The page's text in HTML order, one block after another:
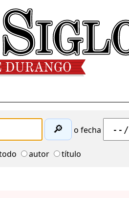
🔎 o fecha
autor título